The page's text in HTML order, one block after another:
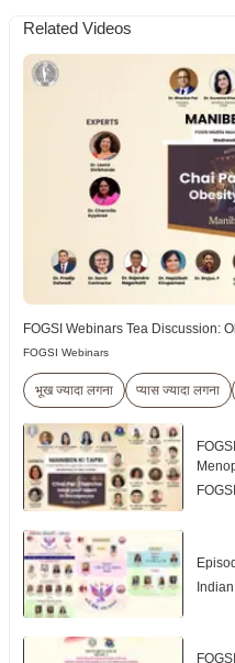
Related Videos
FOGSI Webinars Tea Discussion:
FOGSI Webinars
भूख ज्यादा लगना प्यास ज्यादा लगना